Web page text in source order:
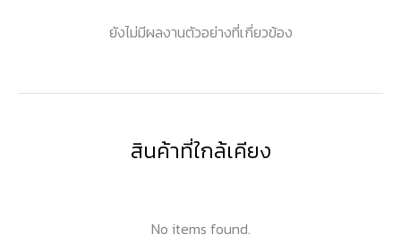
ยังไม่มีผลงานตัวอย่างที่เกี่ยวข้อง
สินค้าที่ใกล้เคียง
No items found.